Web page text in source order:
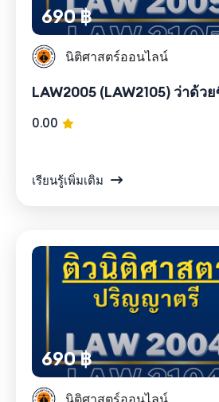
690 ฿
นิติศาสตร์ออนไลน์
LAW2005 (LAW2105) ว่าด้ว
0.00
เรียนรู้เพิ่มเติม
690 ฿